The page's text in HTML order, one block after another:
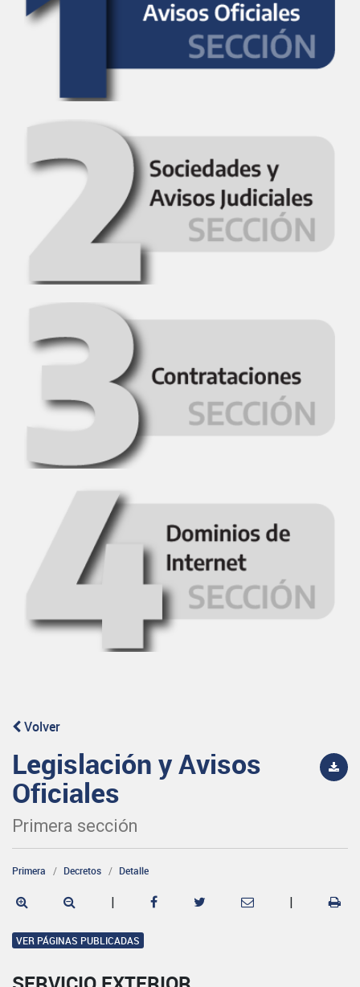
Volver
Legislación y Avisos
Oficiales
Primera sección
Primera Decretos Detalle
| |
VER PÁGINAS PUBLICADAS